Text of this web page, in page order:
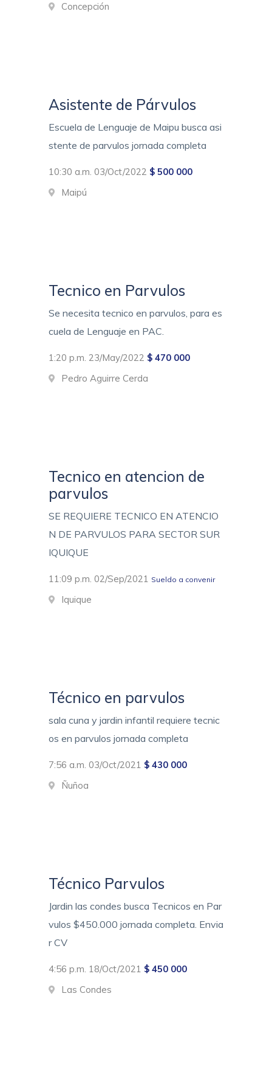
Concepción
Asistente de Párvulos
Escuela de Lenguaje de Maipu busca asi
stente de parvulos jornada completa
10:30 a.m. 03/Oct/2022 $ 500 000
Maipú
Tecnico en Parvulos
Se necesita tecnico en parvulos, para es
cuela de Lenguaje en PAC.
1:20 p.m. 23/May/2022 $ 470 000
Pedro Aguirre Cerda
Tecnico en atencion de
parvulos
SE REQUIERE TECNICO EN ATENCIO
N DE PARVULOS PARA SECTOR SUR
IQUIQUE
11:09 p.m. 02/Sep/2021 Sueldo a convenir
Iquique
Técnico en parvulos
sala cuna y jardin infantil requiere tecnic
os en parvulos jornada completa
7:56 a.m. 03/Oct/2021 $ 430 000
Ñuñoa
Técnico Parvulos
Jardin las condes busca Tecnicos en Par
vulos $450.000 jornada completa. Envia
r CV
4:56 p.m. 18/Oct/2021 $ 450 000
Las Condes